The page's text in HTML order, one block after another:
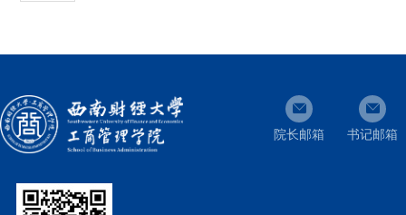
院长邮箱 书记邮箱